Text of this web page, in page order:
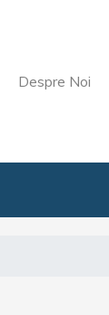
Despre Noi